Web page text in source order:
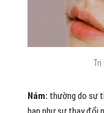
Nám: thường do sự